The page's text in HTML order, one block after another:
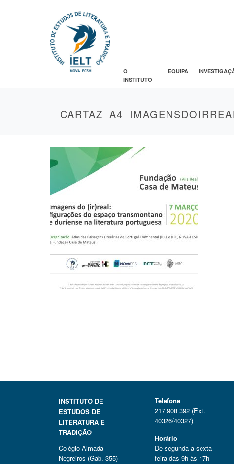
O
INSTITUTO
EQUIPA
INSTITUTO DE
ESTUDOS DE
LITERATURA E
TRADIÇÃO
Colégio Almada
Negreiros (Gab. 355)
Telefone
217 908 392 (Ext.
40326/40327)
Horário
De segunda a sexta-
feira das 9h às 17h